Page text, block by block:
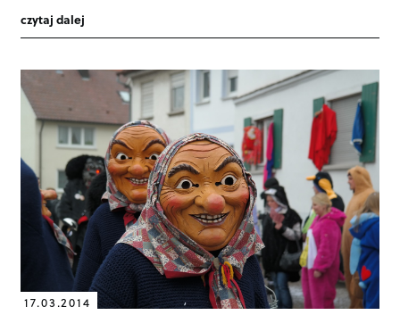
czytaj dalej
17.03.2014